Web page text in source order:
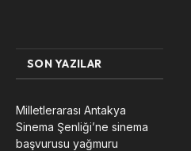
SON YAZILAR
Milletlerarası Antakya
Sinema Şenliği’ne sinema
başvurusu yağmuru